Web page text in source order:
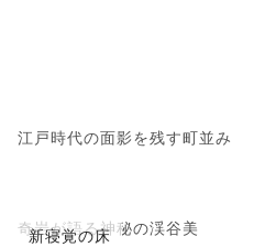
江戸時代の面影を残す町並み
新寝覚の床
奇岩が語る神秘の渓谷美